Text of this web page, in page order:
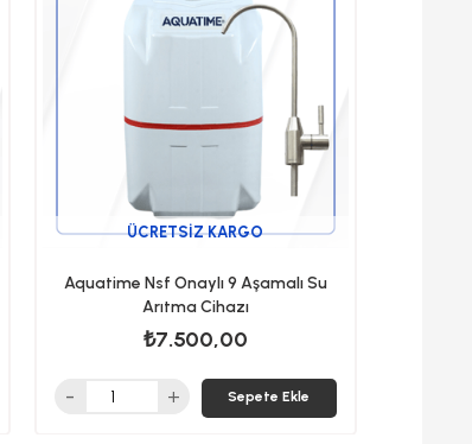
Aquatime Nsf Onaylı 9 Aşamalı Su
Arıtma Cihazı
₺7.500,00
ÜCRETSIZ KARGO
Sepete Ekle